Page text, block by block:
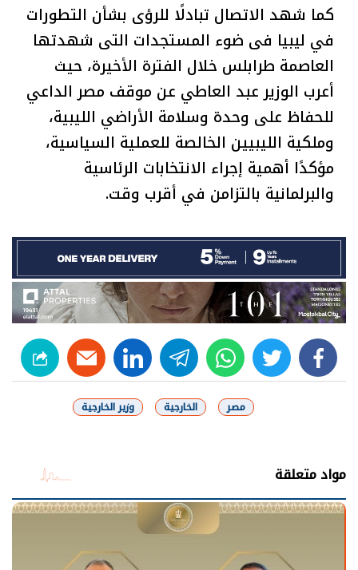
كما شهد الاتصال تبادلًا للرؤى بشأن التطورات
في ليبيا فى ضوء المستجدات التى شهدتها
العاصمة طرابلس خلال الفترة الأخيرة، حيث
أعرب الوزير عبد العاطي عن موقف مصر الداعي
للحفاظ على وحدة وسلامة الأراضي الليبية،
وملكية الليبيين الخالصة للعملية السياسية،
مؤكدًا أهمية إجراء الانتخابات الرئاسية
والبرلمانية بالتزامن في أقرب وقت.
facebook
twitter
whats
telegram
linkedin
مصر الخارجية وزير الخارجية
مواد متعلقة